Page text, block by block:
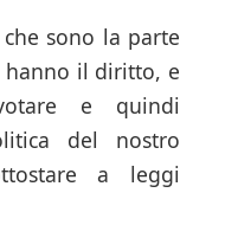
sono la parte
hanno il diritto, e
e quindi
del nostro
a leggi